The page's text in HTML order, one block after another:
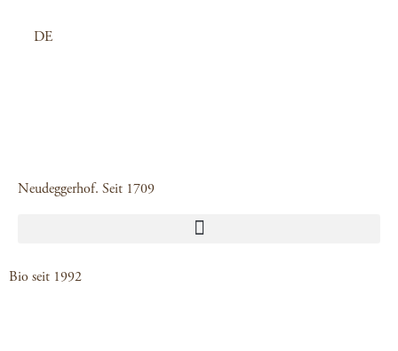
springenDE
Neudeggerhof. Seit 1709
Bio seit 1992